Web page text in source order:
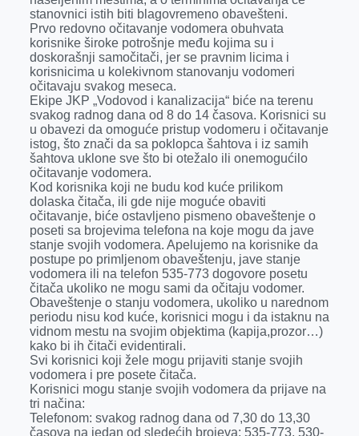
stanovnici istih biti blagovremeno obavešteni.
Prvo redovno očitavanje vodomera obuhvata
korisnike široke potrošnje među kojima su i
doskorašnji samočitači, jer se pravnim licima i
korisnicima u kolekivnom stanovanju vodomeri
očitavaju svakog meseca.
Ekipe JKP „Vodovod i kanalizacija“ biće na terenu
svakog radnog dana od 8 do 14 časova. Korisnici su
u obavezi da omoguće pristup vodomeru i očitavanje
istog, što znači da sa poklopca šahtova i iz samih
šahtova uklone sve što bi otežalo ili onemogućilo
očitavanje vodomera.
Kod korisnika koji ne budu kod kuće prilikom
dolaska čitača, ili gde nije moguće obaviti
očitavanje, biće ostavljeno pismeno obaveštenje o
poseti sa brojevima telefona na koje mogu da jave
stanje svojih vodomera. Apelujemo na korisnike da
postupe po primljenom obaveštenju, jave stanje
vodomera ili na telefon 535-773 dogovore posetu
čitača ukoliko ne mogu sami da očitaju vodomer.
Obaveštenje o stanju vodomera, ukoliko u narednom
periodu nisu kod kuće, korisnici mogu i da istaknu na
vidnom mestu na svojim objektima (kapija,prozor…)
kako bi ih čitači evidentirali.
Svi korisnici koji žele mogu prijaviti stanje svojih
vodomera i pre posete čitača.
Korisnici mogu stanje svojih vodomera da prijave na
tri načina:
Telefonom: svakog radnog dana od 7,30 do 13,30
časova na jedan od sledećih brojeva: 535-773, 530-